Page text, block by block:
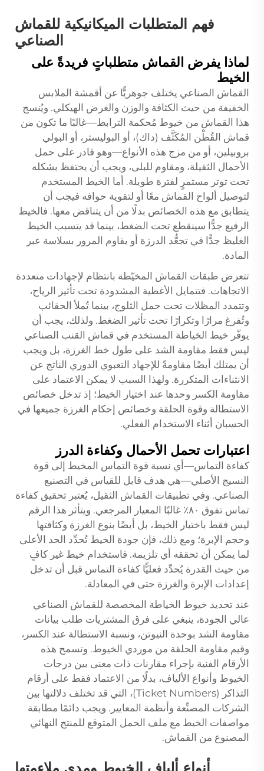
فهم المتطلبات الميكانيكية للقماش
الصناعي
لماذا يفرض القماش متطلباتٍ فريدةً على
الخيط
القماش الصناعي يختلف جوهريًّا عن أقمشة الملابس
الخفيفة من حيث الكثافة والوزن والغرض الهيكلي. ويُنسج
هذا القماش من خيوط مُحكمة الترابط—غالبًا ما تكون من
قماش القُطْن المُكَثَّف (داك)، أو البوليستر، أو البولي
بروبيلين، أو من مزج هذه الأنواع—وهو قادر على حمل
الأحمال الثقيلة، ومقاوم للبلى، ويجب أن يحتفظ بشكله
تحت توتر مستمرٍ لفترة طويلة. أما الخيط المستخدم
لتوصيل ألواح القماش معًا أو لتقوية حوافه فيجب أن
يتطابق مع هذه الخصائص بدلًا من أن يتناقض معها. فالخيط
الرفيع جدًّا سينقطع تحت الضغط، بينما قد يتسبب الخيط
الغليظ جدًّا في تجعُّد الدرزة أو يقاوم المرور بسلاسة عبر
المادة.
تتعرض طبقات القماش المخيّطة بانتظام لإجهادات متعددة
الاتجاهات. فتتمايل الأغطية المشدودة تحت تأثير الرياح،
وتتمدد المظلات تحت حمل الثلوج، بينما تُملأ الحقائب
وتُفرغ مرارًا وتكرارًا تحت تأثير الضغط. ولذلك، يجب أن
يوفّر خيط الخياطة المستخدم في قماش القنب الصناعي
ليس فقط مقاومة الشد على طول خط الغرزة، بل ويجب
أن يمتلك أيضًا مقاومةً للإجهاد التعبوي الدوري الناتج عن
الانثناءات المتكررة. ولهذا السبب لا يمكن الاعتماد على
مقاومة الكسر وحدها عند اختيار الخيط؛ إذ تدخل خصائص
الاستطالة وقوة الحلقة وخصائص إحكام الغرزة جميعها في
الحسبان أثناء الاستخدام الفعلي.
اعتبارات تحمل الأحمال وكفاءة الدرز
كفاءة التماس—أي نسبة قوة التماس المخيط إلى قوة
النسيج الأصلي—هي هدف قابل للقياس في التصنيع
الصناعي. وفي تطبيقات القماش الثقيل، يُعتبر تحقيق كفاءة
تماس تفوق ٨٠٪ غالبًا المعيار المرجعي. ويتأثر هذا الرقم
ليس فقط باختيار الخيط، بل أيضًا بنوع الغرزة وكثافتها
وحجم الإبرة؛ ومع ذلك، فإن جودة الخيط تُحدِّد الحد الأعلى
لما يمكن أن تحققه أي تلزيمة. فاستخدام خيط غير كافٍ
من حيث القدرة يُحدِّد فعليًّا كفاءة التماس قبل أن تدخل
إعدادات الإبرة والغرزة حتى في المعادلة.
عند تحديد خيوط الخياطة المخصصة للقماش الصناعي
عالي الجودة، ينبغي على فرق المشتريات طلب بيانات
مقاومة الشد بوحدة النيوتن، ونسبة الاستطالة عند الكسر،
وقيم مقاومة الحلقة من موردي الخيوط. وتسمح هذه
الأرقام الفنية بإجراء مقارنات ذات معنى بين درجات
الخيوط وأنواع الألياف، بدلًا من الاعتماد فقط على أرقام
التذاكر (Ticket Numbers)، التي قد تختلف دلالتها بين
الشركات المصنِّعة وأنظمة المعايير. ويجب دائمًا مطابقة
مواصفات الخيط مع ملف الحمل المتوقع للمنتج النهائي
المصنوع من القماش.